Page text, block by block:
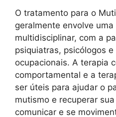
O tratamento para o
geralmente envolve
multidisciplinar, com a
psiquiatras, psicólogos
ocupacionais. A terapia
comportamental e a
ser úteis para ajudar o
mutismo e recuperar
comunicar e se